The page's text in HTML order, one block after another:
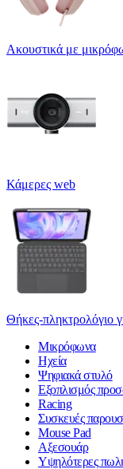
Ακουστικά με
Κάμερες web
Θήκες-πληκτρολόγιο
Μικρόφωνα
Ηχεία
Ψηφιακά στυλό
Εξοπλισμός
Racing
Συσκευές
Mouse Pad
Αξεσουάρ
Υψηλότερες